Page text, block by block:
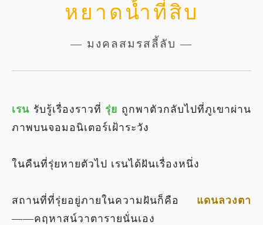
หยาดน้ำที่สิบ
— มงคลสมรสลี้ลับ —
เรน รับรู้เรื่องราวที่ รุ่ย ถูกพาตัวกลับไปที่ภูเขาผ่าน
ภาพบนจอมอนิเตอร์เฝ้าระวัง
ในคืนที่รุ่ยหายตัวไป เรนได้ฝันเรื่องหนึ่ง
สถานที่ที่รุ่ยอยู่ภายในความฝันก็คือ แดนลวงตา
——คฤหาสน์วาตารายนั่นเอง